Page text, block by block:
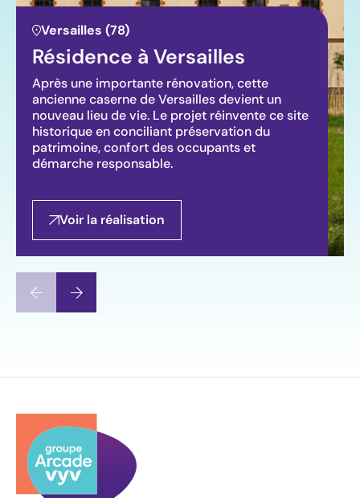
Versailles (78)
Résidence à Versailles
Après une importante rénovation, cette
ancienne caserne de Versailles devient un
nouveau lieu de vie. Le projet réinvente ce site
historique en conciliant préservation du
patrimoine, confort des occupants et
démarche responsable.
Voir la réalisation